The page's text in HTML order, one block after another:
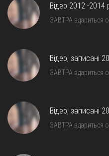
Відео 2012 -2014
ЗАВТРА вдариться
Відео, записані
ЗАВТРА вдариться
Відео, записані
ЗАВТРА вдариться